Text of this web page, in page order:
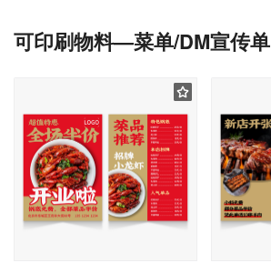
可印刷物料—菜单/DM宣传单